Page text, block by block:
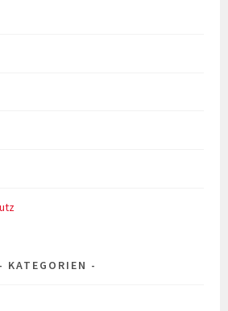
KATEGORIEN